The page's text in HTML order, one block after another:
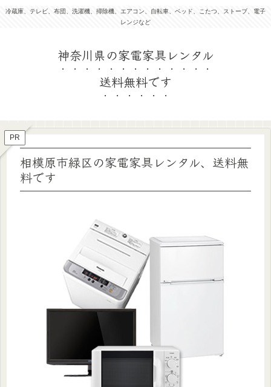
冷蔵庫、テレビ、布団、洗濯機、掃除機、エアコン、自転車、ベッド、こたつ、ストーブ、電子
レンジなど
PR
相模原市緑区の家電家具レンタル、送料無
料です